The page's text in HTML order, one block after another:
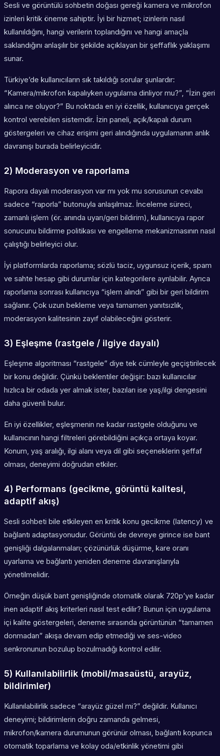
Sesli ve görüntülü sohbetin doğası gereği kamera ve mikrofon
izinleri kritik öneme sahiptir. İyi bir hizmet; izinlerin nasıl
kullanıldığını, hangi verilerin toplandığını ve hangi amaçla
saklandığını anlaşılır bir şekilde açıklayan bir şeffaflık yaklaşımı
sunar.
Türkiye’de kullanıcıların sık takıldığı sorular şunlardır:
“Kamera/mikrofon kapalıyken uygulama dinliyor mu?”, “İzin geri
alınca ne oluyor?” Bu noktada en iyi özellik, kullanıcıya gerçek
kontrol verebilen sistemdir. İzin paneli, açık/kapalı durum
göstergeleri ve cihaz erişimi geri alındığında uygulamanın anlık
davranışı burada belirleyicidir.
2) Moderasyon ve raporlama
Rapora dayalı moderasyon var mı yok mu sorusunun cevabı
sadece “raporla” butonuyla anlaşılmaz. İnceleme süreci,
zamanlı işlem (ör. anında uyarı/geri bildirim), kullanıcıya rapor
sonucunu bildirme politikası ve engelleme mekanizmasının nasıl
çalıştığı belirleyici olur.
İyi platformlarda raporlama; sözlü taciz, uygunsuz içerik, spam
ve sahte hesap gibi durumlar için kategorilere ayrılabilir. Ayrıca
raporlama sonrası kullanıcıya “işlem alındı” gibi bir geri bildirim
sağlanır. Çok uzun bekleme veya tamamen yanıtsızlık,
moderasyon kalitesinin zayıf olabileceğini gösterir.
3) Eşleşme (rastgele / ilgiye dayalı)
Eşleşme algoritması “rastgele” diye tek cümleyle geçiştirilecek
bir konu değildir. Çünkü beklentiler değişir: bazı kullanıcılar
hızlıca bir odada yer almak ister, bazıları ise yaş/ilgi dengesini
daha güvenli bulur.
En iyi özellikler, eşleşmenin ne kadar rastgele olduğunu ve
kullanıcının hangi filtreleri görebildiğini açıkça ortaya koyar.
Konum, yaş aralığı, ilgi alanı veya dil gibi seçeneklerin şeffaf
olması, deneyimi doğrudan etkiler.
4) Performans (gecikme, görüntü kalitesi,
adaptif akış)
Sesli sohbeti bile etkileyen en kritik konu gecikme (latency) ve
bağlantı adaptasyonudur. Görüntü de devreye girince ise bant
genişliği dalgalanmaları; çözünürlük düşürme, kare oranı
uyarlama ve bağlantı yeniden deneme davranışlarıyla
yönetilmelidir.
Örneğin düşük bant genişliğinde otomatik olarak 720p’ye kadar
inen adaptif akış kriterleri nasıl test edilir? Bunun için uygulama
içi kalite göstergeleri, deneme sırasında görüntünün “tamamen
donmadan” akışa devam edip etmediği ve ses-video
senkronunun bozulup bozulmadığı kontrol edilir.
5) Kullanılabilirlik (mobil/masaüstü, arayüz,
bildirimler)
Kullanılabilirlik sadece “arayüz güzel mi?” değildir. Kullanıcı
deneyimi; bildirimlerin doğru zamanda gelmesi,
mikrofon/kamera durumunun görünür olması, bağlantı kopunca
otomatik toparlama ve kolay oda/etkinlik yönetimi gibi